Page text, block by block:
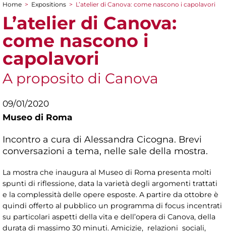
You are here
Home > Expositions > L’atelier di Canova: come nascono i capolavori
L’atelier di Canova:
come nascono i
capolavori
A proposito di Canova
09/01/2020
Museo di Roma
Incontro a cura di Alessandra Cicogna. Brevi
conversazioni a tema, nelle sale della mostra.
La mostra che inaugura al Museo di Roma presenta molti
spunti di riflessione, data la varietà degli argomenti trattati
e la complessità delle opere esposte. A partire da ottobre è
quindi offerto al pubblico un programma di focus incentrati
su particolari aspetti della vita e dell’opera di Canova, della
durata di massimo 30 minuti. Amicizie, relazioni sociali,